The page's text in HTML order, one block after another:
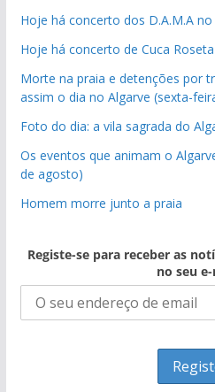
Hoje há concerto dos D.A.M.A no
Hoje há concerto de Cuca
Morte na praia e detenções por
assim o dia no Algarve (sexta-
Foto do dia: a vila sagrada do
Os eventos que animam o
de agosto)
Homem morre junto a praia
Registe-se para receber as
no seu